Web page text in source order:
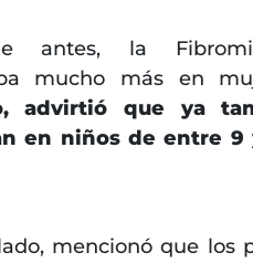
antes, la
mucho más en
advirtió que ya
en niños de entre 9
mencionó que los